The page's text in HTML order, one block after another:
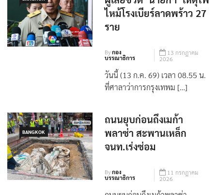
BANGKOK
‘ชัชชาติ’ เข้ารายงานยอด
ผู้เสียชีวิต ’นายกฯ‘ เหตุไฟ
ไหม้โรงเบียร์ลาดพร้าว 27
ราย
Byกอง
บรรณาธิการ
13 กรกฎาคม
2026
วันนี้ (13 ก.ค. 69) เวลา 08.55 น.
BANGKOK
ถนนยุบก่อนถึงเมก้า
พลาซ่า สะพานเหล็ก
จนท.เร่งซ่อม
Byกอง
11 กรกฎาคม